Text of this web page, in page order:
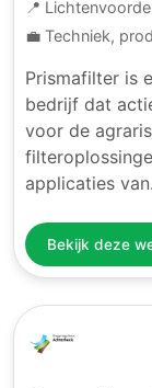
📍 Lichtenvoorde
💼 Techniek,
Prismafilter is
bedrijf dat
voor de
applicaties
Bekijk deze